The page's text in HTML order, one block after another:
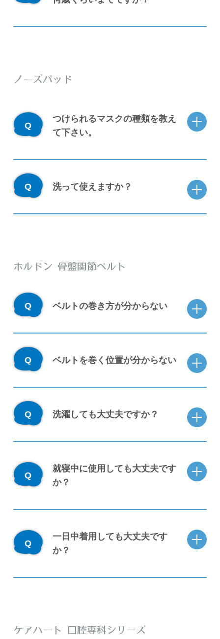
ノーズパッド
つけられるマスクの種類を教え
て下さい。
洗って使えますか？
ホルドン 骨盤関節ベルト
ベルトの巻き方が分からない
ベルトを巻く位置が分からない
洗濯しても大丈夫ですか？
就寝中に使用しても大丈夫です
か？
一日中着用しても大丈夫です
か？
ケアハート 口腔専科シリーズ